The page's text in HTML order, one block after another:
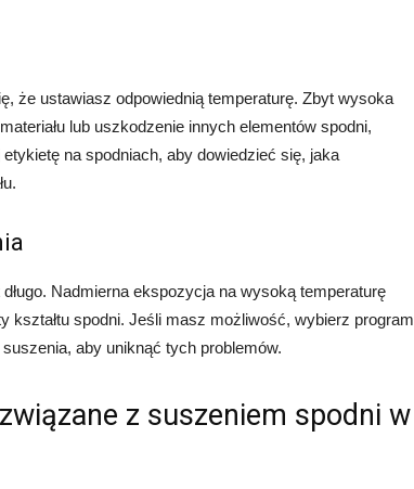
że ustawiasz odpowiednią temperaturę. Zbyt wysoka
lub uszkodzenie innych elementów spodni,
na spodniach, aby dowiedzieć się, jaka
Nadmierna ekspozycja na wysoką temperaturę
kształtu spodni. Jeśli masz możliwość, wybierz program
aby uniknąć tych problemów.
z suszeniem spodni w